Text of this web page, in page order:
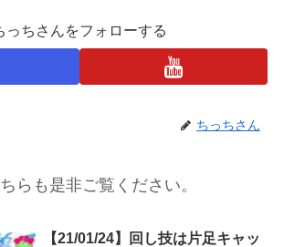
っちさんをフォローする
ちっちさん
らも是非ご覧ください。
【21/01/24】回し技は片足キャッ